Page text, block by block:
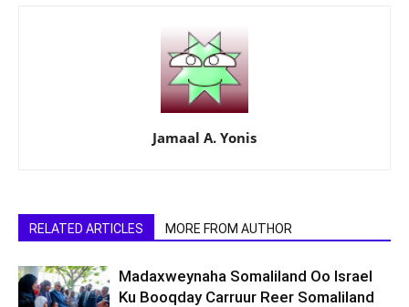
Jamaal A. Yonis
RELATED ARTICLES MORE FROM AUTHOR
Madaxweynaha Somaliland Oo Israel
Ku Booqday Carruur Reer Somaliland